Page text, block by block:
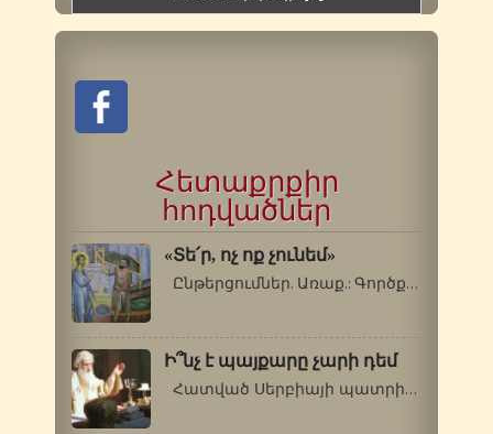
Հետաքրքիր
հոդվածներ
«Տե՛ր, ոչ ոք չունեմ»
Ընթերցումներ. Առաք.: Գործք 9. 32-42:…
Ի՞նչ է պայքարը չարի դեմ
Հատված Սերբիայի պատրիարք Պավելի…